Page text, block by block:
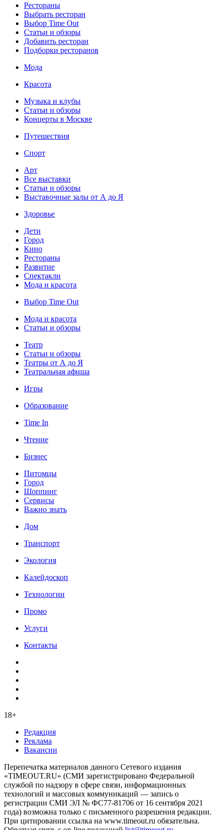
Рестораны
Выбрать ресторан
Выбор Time Out
Статьи и обзоры
Добавить ресторан
Подборки ресторанов
Мода
Красота
Музыка и клубы
Статьи и обзоры
Концерты в Москве
Путешествия
Спорт
Арт
Все выставки
Статьи и обзоры
Выставочные залы от А до Я
Здоровье
Дети
Город
Кино
Рестораны
Развитие
Спектакли
Мода и красота
Выбор Time Out
Мода и красота
Статьи и обзоры
Театр
Статьи и обзоры
Театры от А до Я
Театральная афиша
Игры
Образование
Time In
Чтение
Бизнес
Питомцы
Город
Шоппинг
Сервисы
Важно знать
Дом
Транспорт
Экология
Калейдоскоп
Технологии
Промо
Услуги
Контакты
18+
Редакция
Реклама
Вакансии
Перепечатка материалов данного Сетевого издания
«TIMEOUT.RU» (СМИ зарегистрировано Федеральной
службой по надзору в сфере связи, информационных
технологий и массовых коммуникаций — запись о
регистрации СМИ ЭЛ № ФС77-81706 от 16 сентября 2021
года) возможна только с письменного разрешения редакции.
При цитировании ссылка на www.timeout.ru обязательна.